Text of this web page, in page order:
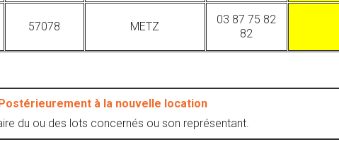
57078 METZ
03 87 75 82
82
à la nouvelle location
du ou des lots concernés ou son représentant.